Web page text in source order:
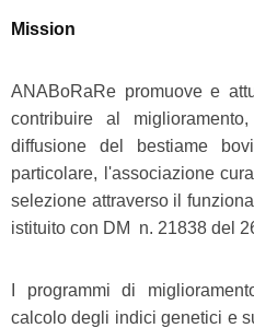
Mission
ANABoRaRe promuove e
contribuire al
diffusione del bestiame
particolare, l'associazione
selezione attraverso il
istituito con DM n. 21838 del
I programmi di
calcolo degli indici genetici e